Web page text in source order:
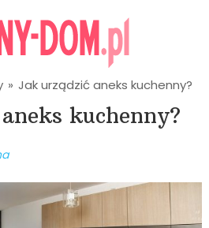
» Jak urządzić aneks kuchenny?
kuchenny?